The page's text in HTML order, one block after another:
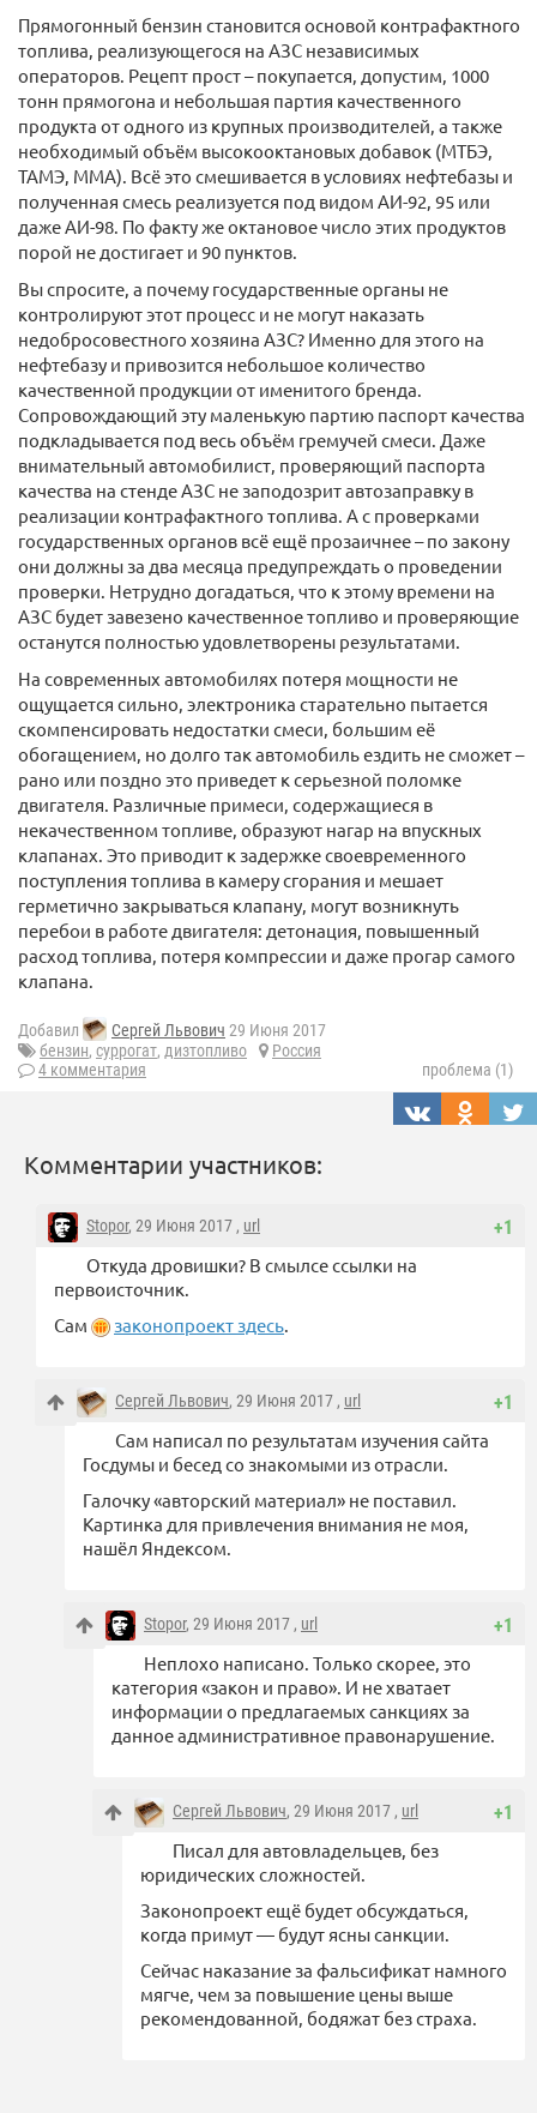
Прямогонный бензин становится основой контрафактного
топлива, реализующегося на АЗС независимых
операторов. Рецепт прост – покупается, допустим, 1000
тонн прямогона и небольшая партия качественного
продукта от одного из крупных производителей, а также
необходимый объём высокооктановых добавок (МТБЭ,
ТАМЭ, ММА). Всё это смешивается в условиях нефтебазы и
полученная смесь реализуется под видом АИ-92, 95 или
даже АИ-98. По факту же октановое число этих продуктов
порой не достигает и 90 пунктов.
Вы спросите, а почему государственные органы не
контролируют этот процесс и не могут наказать
недобросовестного хозяина АЗС? Именно для этого на
нефтебазу и привозится небольшое количество
качественной продукции от именитого бренда.
Сопровождающий эту маленькую партию паспорт качества
подкладывается под весь объём гремучей смеси. Даже
внимательный автомобилист, проверяющий паспорта
качества на стенде АЗС не заподозрит автозаправку в
реализации контрафактного топлива. А с проверками
государственных органов всё ещё прозаичнее – по закону
они должны за два месяца предупреждать о проведении
проверки. Нетрудно догадаться, что к этому времени на
АЗС будет завезено качественное топливо и проверяющие
останутся полностью удовлетворены результатами.
На современных автомобилях потеря мощности не
ощущается сильно, электроника старательно пытается
скомпенсировать недостатки смеси, большим её
обогащением, но долго так автомобиль ездить не сможет –
рано или поздно это приведет к серьезной поломке
двигателя. Различные примеси, содержащиеся в
некачественном топливе, образуют нагар на впускных
клапанах. Это приводит к задержке своевременного
поступления топлива в камеру сгорания и мешает
герметично закрываться клапану, могут возникнуть
перебои в работе двигателя: детонация, повышенный
расход топлива, потеря компрессии и даже прогар самого
клапана.
Добавил Сергей Львович 29 Июня 2017
бензин, суррогат, дизтопливо
Россия
4 комментария
проблема (1)
Комментарии участников:
+1
Stopor, 29 Июня 2017 , url
Откуда дровишки? В смылсе ссылки на
первоисточник.
Сам
законопроект здесь.
+1
Сергей Львович, 29 Июня 2017 , url
Сам написал по результатам изучения сайта
Госдумы и бесед со знакомыми из отрасли.
Галочку «авторский материал» не поставил.
Картинка для привлечения внимания не моя,
нашёл Яндексом.
+1
Stopor, 29 Июня 2017 , url
Неплохо написано. Только скорее, это
категория «закон и право». И не хватает
информации о предлагаемых санкциях за
данное административное правонарушение.
+1
Сергей Львович, 29 Июня 2017 , url
Писал для автовладельцев, без
юридических сложностей.
Законопроект ещё будет обсуждаться,
когда примут — будут ясны санкции.
Сейчас наказание за фальсификат намного
мягче, чем за повышение цены выше
рекомендованной, бодяжат без страха.